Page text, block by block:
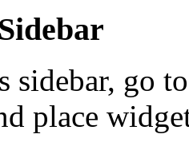
sidebar, go
place